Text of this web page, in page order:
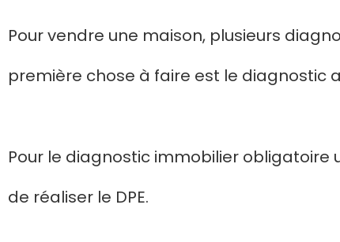
Pour vendre une maison, plusieurs
première chose à faire est le diagnostic
Pour le diagnostic immobilier obligatoire
de réaliser le DPE.